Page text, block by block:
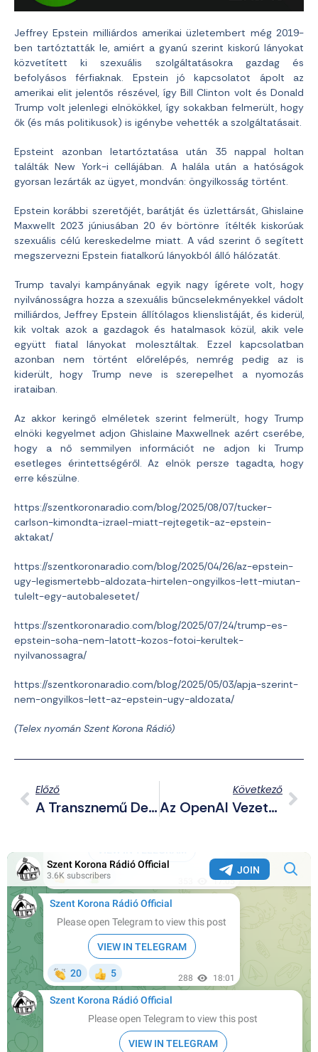
Jeffrey Epstein milliárdos amerikai üzletembert még 2019-
ben tartóztatták le, amiért a gyanú szerint kiskorú lányokat
közvetített ki szexuális szolgáltatásokra gazdag és
befolyásos férfiaknak. Epstein jó kapcsolatot ápolt az
amerikai elit jelentős részével, így Bill Clinton volt és Donald
Trump volt jelenlegi elnökökkel, így sokakban felmerült, hogy
ők (és más politikusok) is igénybe vehették a szolgáltatásait.
Epsteint azonban letartóztatása után 35 nappal holtan
találták New York-i cellájában. A halála után a hatóságok
gyorsan lezárták az ügyet, mondván: öngyilkosság történt.
Epstein korábbi szeretőjét, barátját és üzlettársát, Ghislaine
Maxwellt 2023 júniusában 20 év börtönre ítélték kiskorúak
szexuális célú kereskedelme miatt. A vád szerint ő segített
megszervezni Epstein fiatalkorú lányokból álló hálózatát.
Trump tavalyi kampányának egyik nagy ígérete volt, hogy
nyilvánosságra hozza a szexuális bűncselekményekkel vádolt
milliárdos, Jeffrey Epstein állítólagos klienslistáját, és kiderül,
kik voltak azok a gazdagok és hatalmasok közül, akik vele
együtt fiatal lányokat molesztáltak. Ezzel kapcsolatban
azonban nem történt előrelépés, nemrég pedig az is
kiderült, hogy Trump neve is szerepelhet a nyomozás
irataiban.
Az akkor keringő elméletek szerint felmerült, hogy Trump
elnöki kegyelmet adjon Ghislaine Maxwellnek azért cserébe,
hogy a nő semmilyen információt ne adjon ki Trump
esetleges érintettségéről. Az elnök persze tagadta, hogy
erre készülne.
https://szentkoronaradio.com/blog/2025/08/07/tucker-
carlson-kimondta-izrael-miatt-rejtegetik-az-epstein-
aktakat/
https://szentkoronaradio.com/blog/2025/04/26/az-epstein-
ugy-legismertebb-aldozata-hirtelen-ongyilkos-lett-miutan-
tulelt-egy-autobalesetet/
https://szentkoronaradio.com/blog/2025/07/24/trump-es-
epstein-soha-nem-latott-kozos-fotoi-kerultek-
nyilvanossagra/
https://szentkoronaradio.com/blog/2025/05/03/apja-szerint-
nem-ongyilkos-lett-az-epstein-ugy-aldozata/
(Telex nyomán Szent Korona Rádió)
Előző
A Transznemű Deviáns Eltitkolta, Hogy Valójában Férfi, Ezért Most Szexuális Bántalmazás Miatt Ül Vádlottak Padján
Következő
Az OpenAI Vezetője Is AI-Ra Épülő, Agyba Ültethető Chipet Fejleszt – Alig Várja, Hogy „összeolvadjon” A Gép Az Emberrel